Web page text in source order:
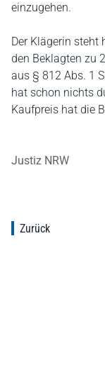
einzugehen.
Der Klägerin steht
den Beklagten zu
aus § 812 Abs. 1
hat schon nichts
Kaufpreis hat die
Justiz NRW
Zurück